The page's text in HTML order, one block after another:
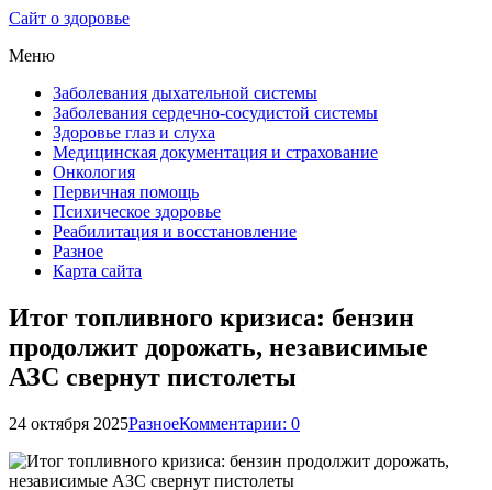
Сайт о здоровье
Меню
Заболевания дыхательной системы
Заболевания сердечно-сосудистой системы
Здоровье глаз и слуха
Медицинская документация и страхование
Онкология
Первичная помощь
Психическое здоровье
Реабилитация и восстановление
Разное
Карта сайта
Итог топливного кризиса: бензин
продолжит дорожать, независимые
АЗС свернут пистолеты
24 октября 2025РазноеКомментарии: 0